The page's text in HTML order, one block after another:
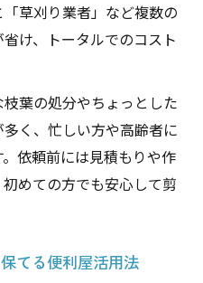
草刈り業者」など複数の
け、トータルでのコスト
葉の処分やちょっとした
く、忙しい方や高齢者に
依頼前には見積もりや作
めての方でも安心して剪
てる便利屋活用法